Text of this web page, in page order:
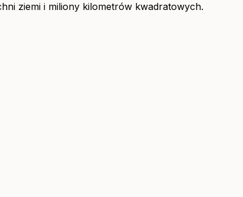
ziemi i miliony kilometrów kwadratowych.